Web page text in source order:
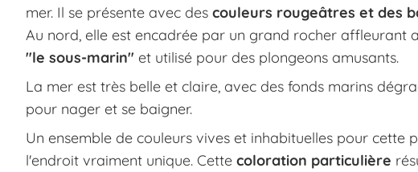
mer. Il se présente avec des couleurs rougeâtres et des
Au nord, elle est encadrée par un grand rocher affleurant
"le sous-marin" et utilisé pour des plongeons amusants.
La mer est très belle et claire, avec des fonds marins
pour nager et se baigner.
Un ensemble de couleurs vives et inhabituelles pour cette
l'endroit vraiment unique. Cette coloration particulière